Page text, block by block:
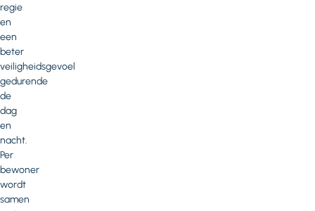
regie
en
een
beter
veiligheidsgevoel
gedurende
de
dag
en
nacht.
Per
bewoner
wordt
samen